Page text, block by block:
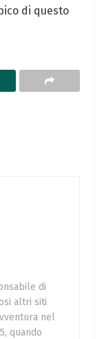
di questo
di
altri siti
nel
quando